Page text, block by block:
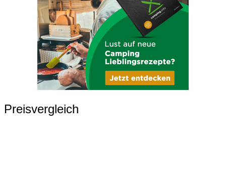
Preisvergleich